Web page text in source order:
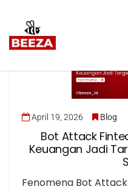
April 19, 2026 Blog
Bot Attack
Keuangan Jadi
Fenomena Bot